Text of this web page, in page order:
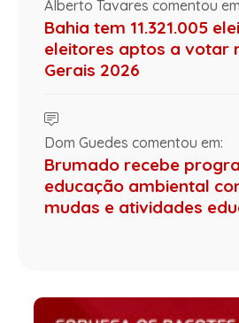
Alberto Tavares comentou
Bahia tem 11.321.005
eleitores aptos a votar
Gerais 2026
Dom Guedes comentou em:
Brumado recebe
educação ambiental
mudas e atividades